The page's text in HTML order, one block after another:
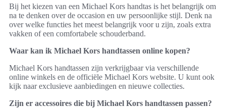
Bij het kiezen van een Michael Kors handtas is het belangrijk om
na te denken over de occasion en uw persoonlijke stijl. Denk na
over welke functies het meest belangrijk voor u zijn, zoals extra
vakken of een comfortabele schouderband.
Waar kan ik Michael Kors handtassen online kopen?
Michael Kors handtassen zijn verkrijgbaar via verschillende
online winkels en de officiële Michael Kors website. U kunt ook
kijk naar exclusieve aanbiedingen en nieuwe collecties.
Zijn er accessoires die bij Michael Kors handtassen passen?